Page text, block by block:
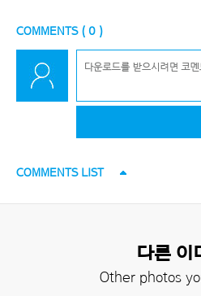
COMMENTS ( 0 )
COMMENTS LIST
다른 이
Other photos